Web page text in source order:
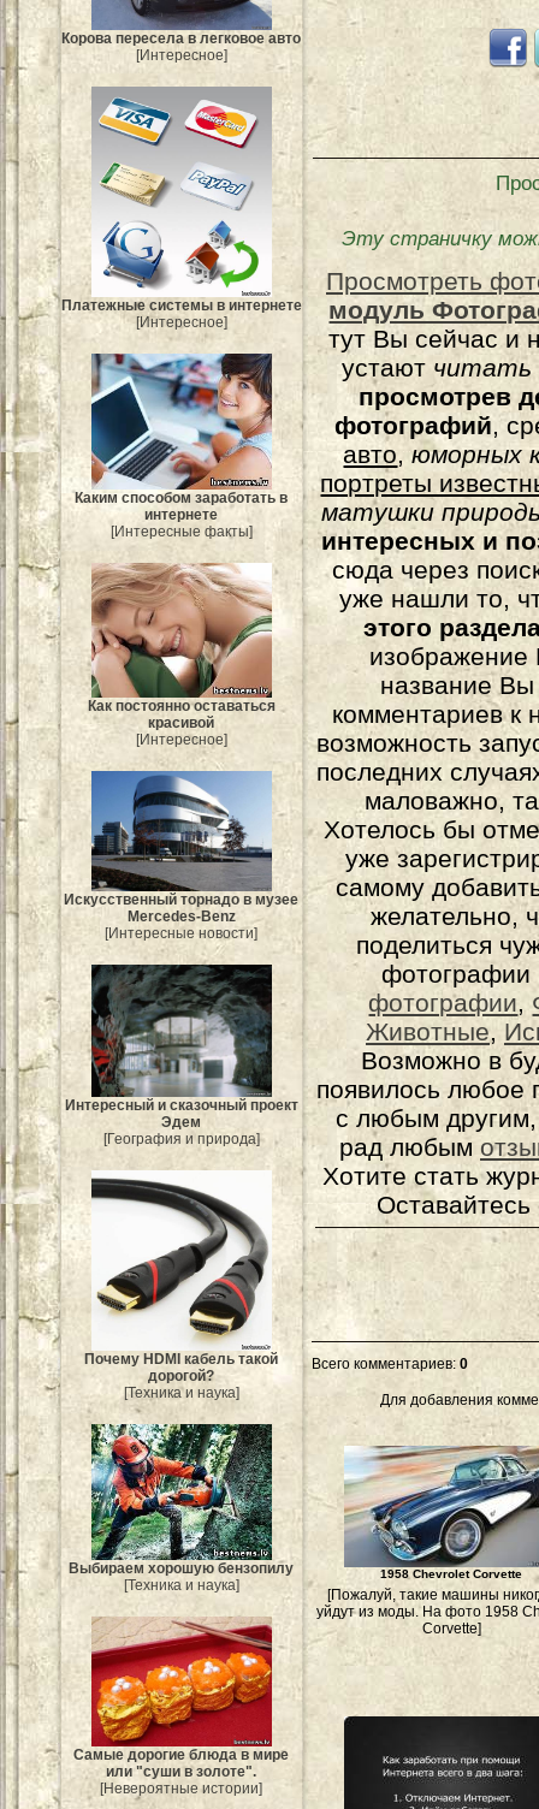
Корова пересела в легковое авто
[Интересное]
Платежные системы в интернете
[Интересное]
Каким способом заработать в
интернете
[Интересные факты]
Как постоянно оставаться
красивой
[Интересное]
Искусственный торнадо в музее
Mercedes-Benz
[Интересные новости]
Интересный и сказочный проект
Эдем
[География и природа]
Почему HDMI кабель такой
дорогой?
[Техника и наука]
Выбираем хорошую бензопилу
[Техника и наука]
Самые дорогие блюда в мире
или "суши в золоте".
[Невероятные истории]
Эту страничку
Просмотреть
модуль
тут Вы сейчас и
устают читать
просмотрев
фотографий,
авто,юморных
портреты
матушки
интересных и
сюда через
уже нашли то,
этого
изображение
название
комментариев к
возможность
последних
маловажно,
Хотелось бы
уже
самому
желательно,
поделиться
фотографии
фотографии,
Животные,
Возможно в
появилось любое
с любым
рад любым
Хотите стать
Всего комментариев: 0
Для добавления
1958 Chevrolet Corvette
[Пожалуй, такие машины
уйдут из моды. На фото 1958
Corvette]